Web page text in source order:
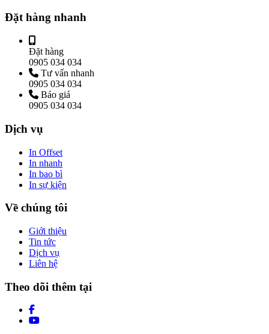
Đặt hàng nhanh
Đặt hàng
0905 034 034
Tư vấn nhanh
0905 034 034
Báo giá
0905 034 034
Dịch vụ
In Offset
In nhanh
In bao bì
In sự kiện
Về chúng tôi
Giới thiệu
Tin tức
Dịch vụ
Liên hệ
Theo dõi thêm tại